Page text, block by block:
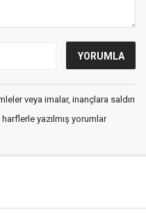
veya imalar, inançlara saldırı
yazılmış yorumlar